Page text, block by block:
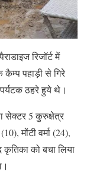
रिजॉर्ट में
कैम्प पहाड़ी से गिरे
ठहरे हुये थे।
सेक्टर 5 कुरुक्षेत्र
मोंटी वर्मा (24),
कृतिका को बचा लिया